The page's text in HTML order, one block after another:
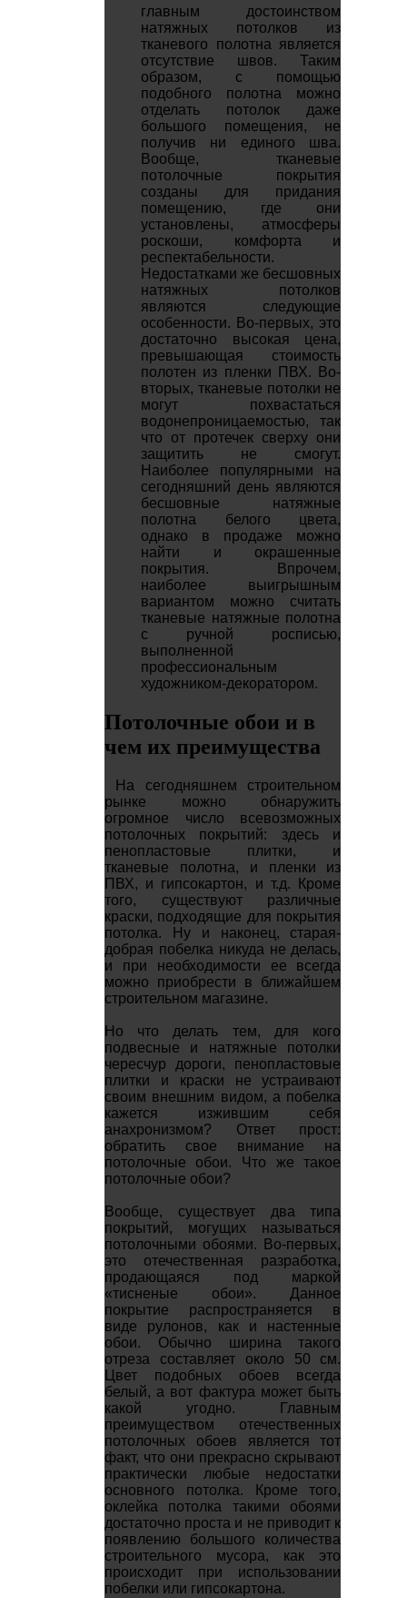
главным достоинством
натяжных потолков из
тканевого полотна является
отсутствие швов. Таким
образом, с помощью
подобного полотна можно
отделать потолок даже
большого помещения, не
получив ни единого шва.
Вообще, тканевые
потолочные покрытия
созданы для придания
помещению, где они
установлены, атмосферы
роскоши, комфорта и
респектабельности.
Недостатками же бесшовных
натяжных потолков
являются следующие
особенности. Во-первых, это
достаточно высокая цена,
превышающая стоимость
полотен из пленки ПВХ. Во-
вторых, тканевые потолки не
могут похвастаться
водонепроницаемостью, так
что от протечек сверху они
защитить не смогут.
Наиболее популярными на
сегодняшний день являются
бесшовные натяжные
полотна белого цвета,
однако в продаже можно
найти и окрашенные
покрытия. Впрочем,
наиболее выигрышным
вариантом можно считать
тканевые натяжные полотна
с ручной росписью,
выполненной
профессиональным
художником-декоратором.
Потолочные обои и в
чем их преимущества
На сегодняшнем строительном
рынке можно обнаружить
огромное число всевозможных
потолочных покрытий: здесь и
пенопластовые плитки, и
тканевые полотна, и пленки из
ПВХ, и гипсокартон, и т.д. Кроме
того, существуют различные
краски, подходящие для покрытия
потолка. Ну и наконец, старая-
добрая побелка никуда не делась,
и при необходимости ее всегда
можно приобрести в ближайшем
строительном магазине.
Но что делать тем, для кого
подвесные и натяжные потолки
чересчур дороги, пенопластовые
плитки и краски не устраивают
своим внешним видом, а побелка
кажется изжившим себя
анахронизмом? Ответ прост:
обратить свое внимание на
потолочные обои. Что же такое
потолочные обои?
Вообще, существует два типа
покрытий, могущих называться
потолочными обоями. Во-первых,
это отечественная разработка,
продающаяся под маркой
«тисненые обои». Данное
покрытие распространяется в
виде рулонов, как и настенные
обои. Обычно ширина такого
отреза составляет около 50 см.
Цвет подобных обоев всегда
белый, а вот фактура может быть
какой угодно. Главным
преимуществом отечественных
потолочных обоев является тот
факт, что они прекрасно скрывают
практически любые недостатки
основного потолка. Кроме того,
оклейка потолка такими обоями
достаточно проста и не приводит к
появлению большого количества
строительного мусора, как это
происходит при использовании
побелки или гипсокартона.